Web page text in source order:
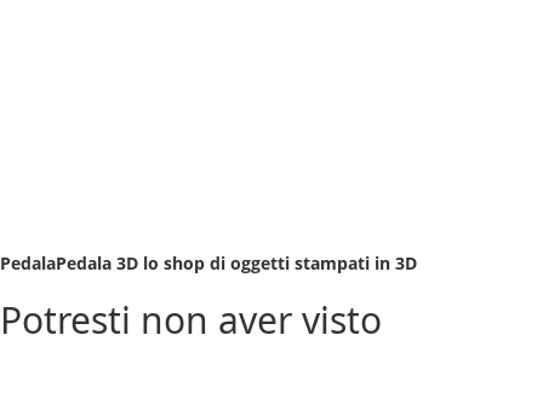
PedalaPedala 3D lo shop di oggetti stampati in 3D
Potresti non aver visto